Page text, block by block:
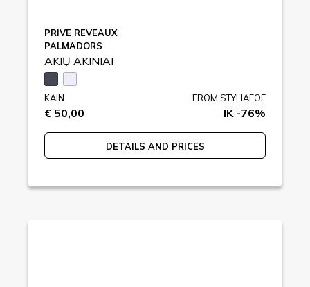
PRIVE REVEAUX
PALMADORS
AKIŲ AKINIAI
KAIN
€ 50,00
FROM STYLIAFOE
IK -76%
DETAILS AND PRICES